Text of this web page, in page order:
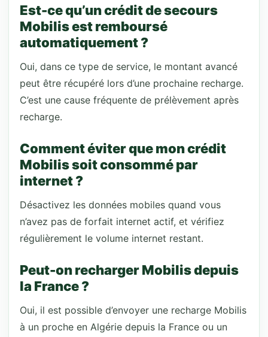
Est-ce qu’un crédit de secours
Mobilis est remboursé
automatiquement ?
Oui, dans ce type de service, le montant avancé
peut être récupéré lors d’une prochaine recharge.
C’est une cause fréquente de prélèvement après
recharge.
Comment éviter que mon crédit
Mobilis soit consommé par
internet ?
Désactivez les données mobiles quand vous
n’avez pas de forfait internet actif, et vérifiez
régulièrement le volume internet restant.
Peut-on recharger Mobilis depuis
la France ?
Oui, il est possible d’envoyer une recharge Mobilis
à un proche en Algérie depuis la France ou un